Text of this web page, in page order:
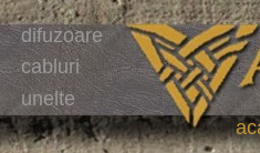
difuzoare
cabluri
unelte